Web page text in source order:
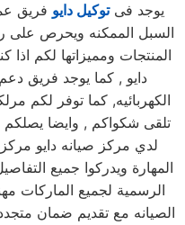
يوجد فىتوكيل دايو فريق
السبل الممكنه ويحرص على
المنتجات ومميزاتها لكم
دايو , كما يوجد فريق
تلقى شكواكم , وايضا يصلكم
لدي مركز صيانه دايو
المهارة ويدركوا جميع
الرسمية لجميع الماركات
الصيانه مع تقديم ضمان